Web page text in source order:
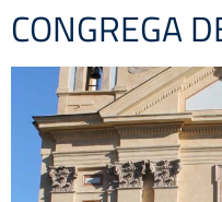
CONGREGA